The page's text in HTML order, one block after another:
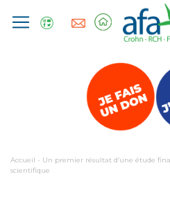
Accueil - Un premier résultat d’une étude
scientifique